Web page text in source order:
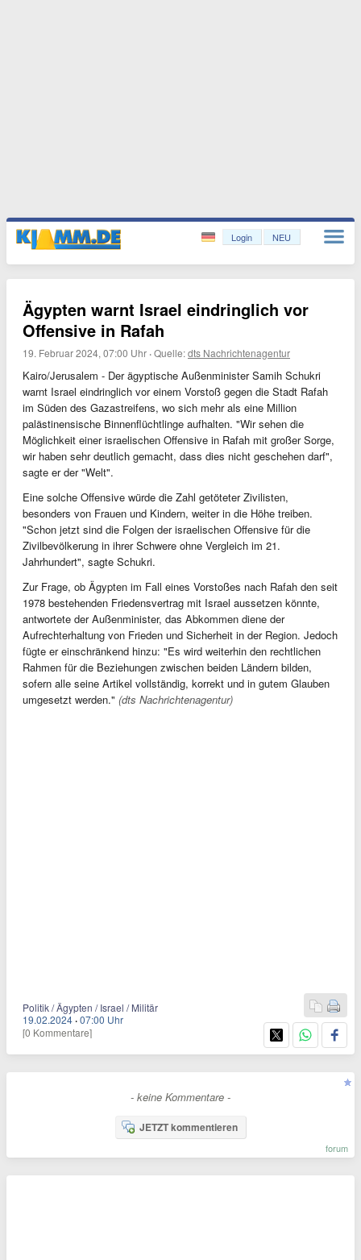
Login NEU
Ägypten warnt Israel eindringlich vor
Offensive in Rafah
19. Februar 2024, 07:00 Uhr ·Quelle:dts Nachrichtenagentur
Kairo/Jerusalem - Der ägyptische Außenminister Samih Schukri
warnt Israel eindringlich vor einem Vorstoß gegen die Stadt Rafah
im Süden des Gazastreifens, wo sich mehr als eine Million
palästinensische Binnenflüchtlinge aufhalten. "Wir sehen die
Möglichkeit einer israelischen Offensive in Rafah mit großer Sorge,
wir haben sehr deutlich gemacht, dass dies nicht geschehen darf",
sagte er der "Welt".
Eine solche Offensive würde die Zahl getöteter Zivilisten,
besonders von Frauen und Kindern, weiter in die Höhe treiben.
"Schon jetzt sind die Folgen der israelischen Offensive für die
Zivilbevölkerung in ihrer Schwere ohne Vergleich im 21.
Jahrhundert", sagte Schukri.
Zur Frage, ob Ägypten im Fall eines Vorstoßes nach Rafah den seit
1978 bestehenden Friedensvertrag mit Israel aussetzen könnte,
antwortete der Außenminister, das Abkommen diene der
Aufrechterhaltung von Frieden und Sicherheit in der Region. Jedoch
fügte er einschränkend hinzu: "Es wird weiterhin den rechtlichen
Rahmen für die Beziehungen zwischen beiden Ländern bilden,
sofern alle seine Artikel vollständig, korrekt und in gutem Glauben
umgesetzt werden." (dts Nachrichtenagentur)
Politik / Ägypten / Israel / Militär
19.02.2024 ·07:00 Uhr
[0 Kommentare]
- keine Kommentare -
JETZT kommentieren
forum